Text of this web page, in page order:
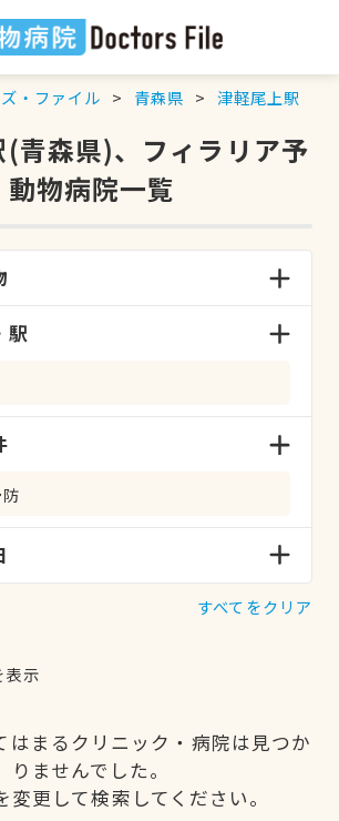
・ファイル 青森県 津軽尾上駅
青森県)、フィラリア予
物病院一覧
駅
すべてをクリア
表示
はまるクリニック・病院は見つか
りませんでした。
変更して検索してください。